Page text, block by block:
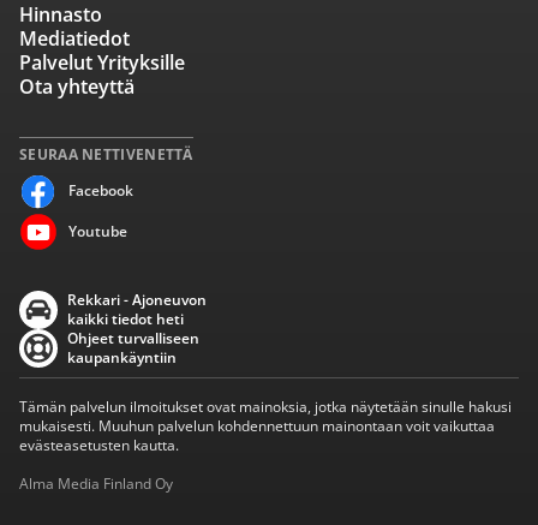
SEURAA NETTIVENETTÄ
Facebook
Youtube
Hinnasto
Mediatiedot
Palvelut Yrityksille
Ota yhteyttä
Rekkari - Ajoneuvon
kaikki tiedot heti
Ohjeet turvalliseen
kaupankäyntiin
Tämän palvelun ilmoitukset ovat mainoksia, jotka näytetään sinulle hakusi
mukaisesti. Muuhun palvelun kohdennettuun mainontaan voit vaikuttaa
evästeasetusten kautta.
Alma Media Finland Oy